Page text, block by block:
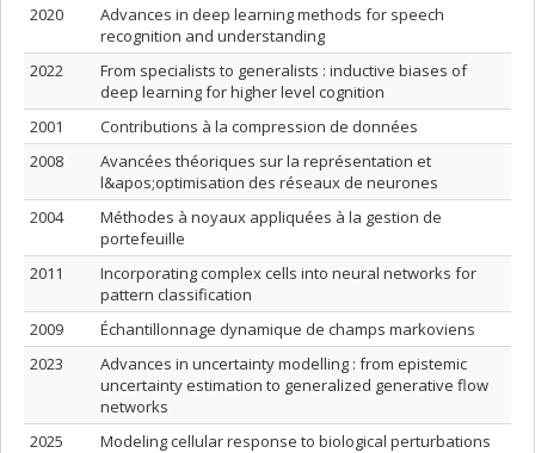
2020
Advances in deep learning methods for speech
recognition and understanding
2022
From specialists to generalists : inductive biases of
deep learning for higher level cognition
2001
Contributions à la compression de données
2008
Avancées théoriques sur la représentation et
l&apos;optimisation des réseaux de neurones
2004
Méthodes à noyaux appliquées à la gestion de
portefeuille
2011
Incorporating complex cells into neural networks for
pattern classification
2009
Échantillonnage dynamique de champs markoviens
2023
Advances in uncertainty modelling : from epistemic
uncertainty estimation to generalized generative flow
networks
2025
Modeling cellular response to biological perturbations